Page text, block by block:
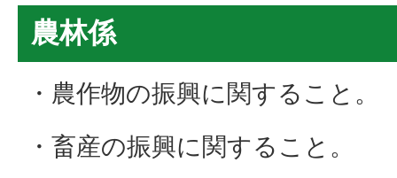
農林係
・農作物の振興に関すること。
・畜産の振興に関すること。